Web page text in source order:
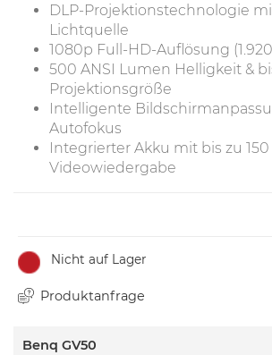
DLP-Projektionstechnologie
Lichtquelle
1080p Full-HD-Auflösung
500 ANSI Lumen Helligkeit &
Projektionsgröße
Intelligente
Autofokus
Integrierter Akku mit bis zu
Videowiedergabe
Nicht auf Lager
Produktanfrage
Benq GV50